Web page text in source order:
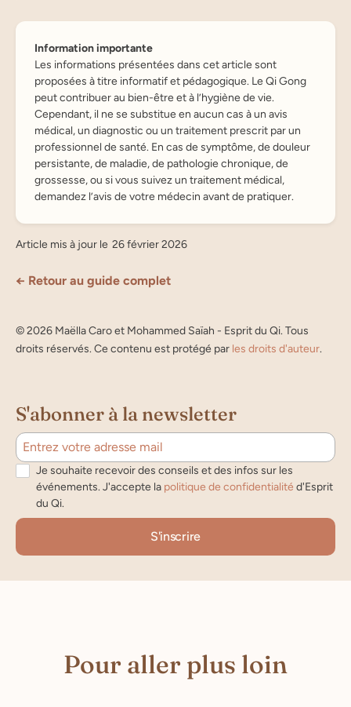
S'abonner à la newsletter
Je souhaite recevoir des conseils et des infos sur les
événements. J'accepte la politique de confidentialité d'Esprit
du Qi.
Information importante
Les informations présentées dans cet article sont
proposées à titre informatif et pédagogique. Le Qi Gong
peut contribuer au bien-être et à l’hygiène de vie.
Cependant, il ne se substitue en aucun cas à un avis
médical, un diagnostic ou un traitement prescrit par un
professionnel de santé. En cas de symptôme, de douleur
persistante, de maladie, de pathologie chronique, de
grossesse, ou si vous suivez un traitement médical,
demandez l’avis de votre médecin avant de pratiquer.
Article mis à jour le 26 février 2026
← Retour au guide complet
©2026 Maëlla Caro et Mohammed Saïah - Esprit du Qi. Tous
droits réservés. Ce contenu est protégé par les droits d'auteur.
Pour aller plus loin